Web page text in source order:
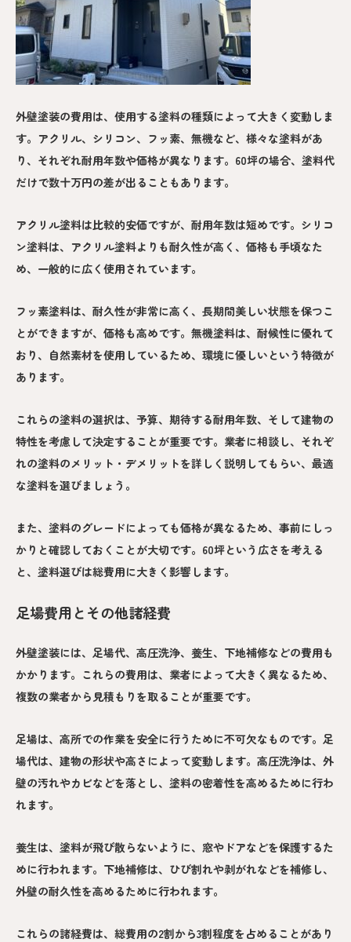
外壁塗装の費用は、使用する塗料の種類によって大きく変動しま
す。アクリル、シリコン、フッ素、無機など、様々な塗料があ
り、それぞれ耐用年数や価格が異なります。60坪の場合、塗料代
だけで数十万円の差が出ることもあります。
アクリル塗料は比較的安価ですが、耐用年数は短めです。シリコ
ン塗料は、アクリル塗料よりも耐久性が高く、価格も手頃なた
め、一般的に広く使用されています。
フッ素塗料は、耐久性が非常に高く、長期間美しい状態を保つこ
とができますが、価格も高めです。無機塗料は、耐候性に優れて
おり、自然素材を使用しているため、環境に優しいという特徴が
あります。
これらの塗料の選択は、予算、期待する耐用年数、そして建物の
特性を考慮して決定することが重要です。業者に相談し、それぞ
れの塗料のメリット・デメリットを詳しく説明してもらい、最適
な塗料を選びましょう。
また、塗料のグレードによっても価格が異なるため、事前にしっ
かりと確認しておくことが大切です。60坪という広さを考える
と、塗料選びは総費用に大きく影響します。
足場費用とその他諸経費
外壁塗装には、足場代、高圧洗浄、養生、下地補修などの費用も
かかります。これらの費用は、業者によって大きく異なるため、
複数の業者から見積もりを取ることが重要です。
足場は、高所での作業を安全に行うために不可欠なものです。足
場代は、建物の形状や高さによって変動します。高圧洗浄は、外
壁の汚れやカビなどを落とし、塗料の密着性を高めるために行わ
れます。
養生は、塗料が飛び散らないように、窓やドアなどを保護するた
めに行われます。下地補修は、ひび割れや剥がれなどを補修し、
外壁の耐久性を高めるために行われます。
これらの諸経費は、総費用の2割から3割程度を占めることがあり